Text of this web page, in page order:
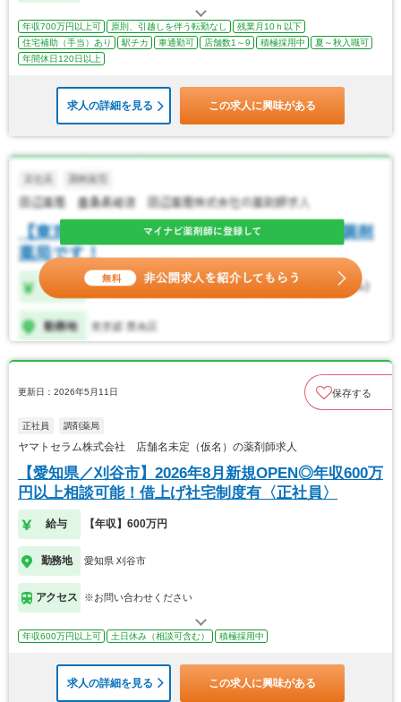
年収700万円以上可 原則、引越しを伴う転勤なし
残業月10ｈ以下
住宅補助（手当）あり
駅チカ 車通勤可 店舗数1～9 積極採用中
夏～秋入職可
年間休日120日以上
求人の詳細を見る この求人に興味がある
更新日：2026年5月11日 保存する
正社員 調剤薬局
ヤマトセラム株式会社 店舗名未定（仮名）の薬剤師求人
【愛知県／刈谷市】2026年8月新規OPEN◎年収600万
円以上相談可能！借上げ社宅制度有〈正社員〉
給与 【年収】600万円
勤務地 愛知県 刈谷市
アクセス ※お問い合わせください
年収600万円以上可 土日休み（相談可含む） 積極採用中
求人の詳細を見る この求人に興味がある